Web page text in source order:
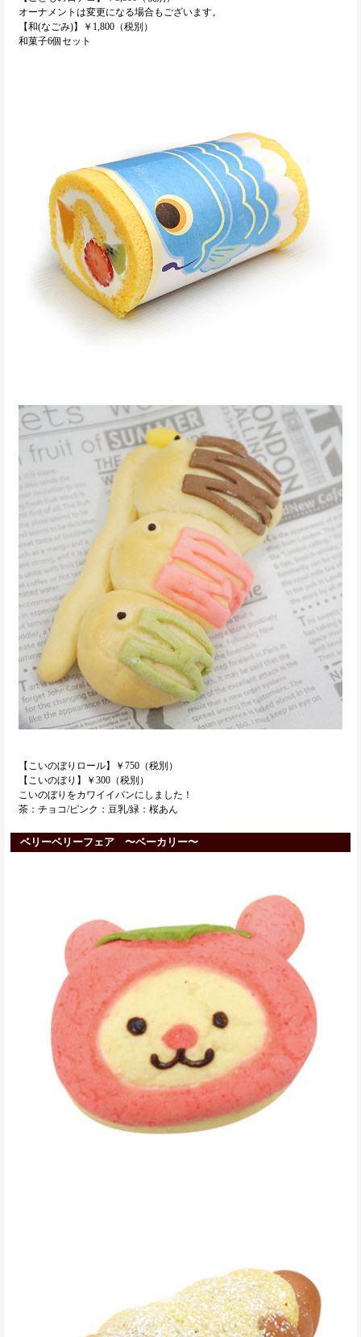
オーナメントは変更になる場合もございます。
【和(なごみ)】￥1,800（税別）
和菓子6個セット
【こいのぼりロール】￥750（税別）
【こいのぼり】￥300（税別）
こいのぼりをカワイイパンにしました！
茶：チョコ/ピンク：豆乳/緑：桜あん
ベリーベリーフェア 〜ベーカリー〜